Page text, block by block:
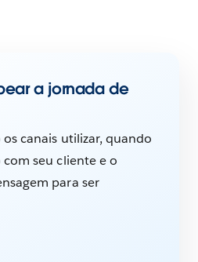
a jornada de
canais utilizar, quando
seu cliente e o
para ser